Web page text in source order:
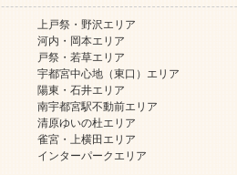
上戸祭・野沢エリア
河内・岡本エリア
戸祭・若草エリア
宇都宮中心地（東口）エリア
陽東・石井エリア
南宇都宮駅不動前エリア
清原ゆいの杜エリア
雀宮・上横田エリア
インターパークエリア